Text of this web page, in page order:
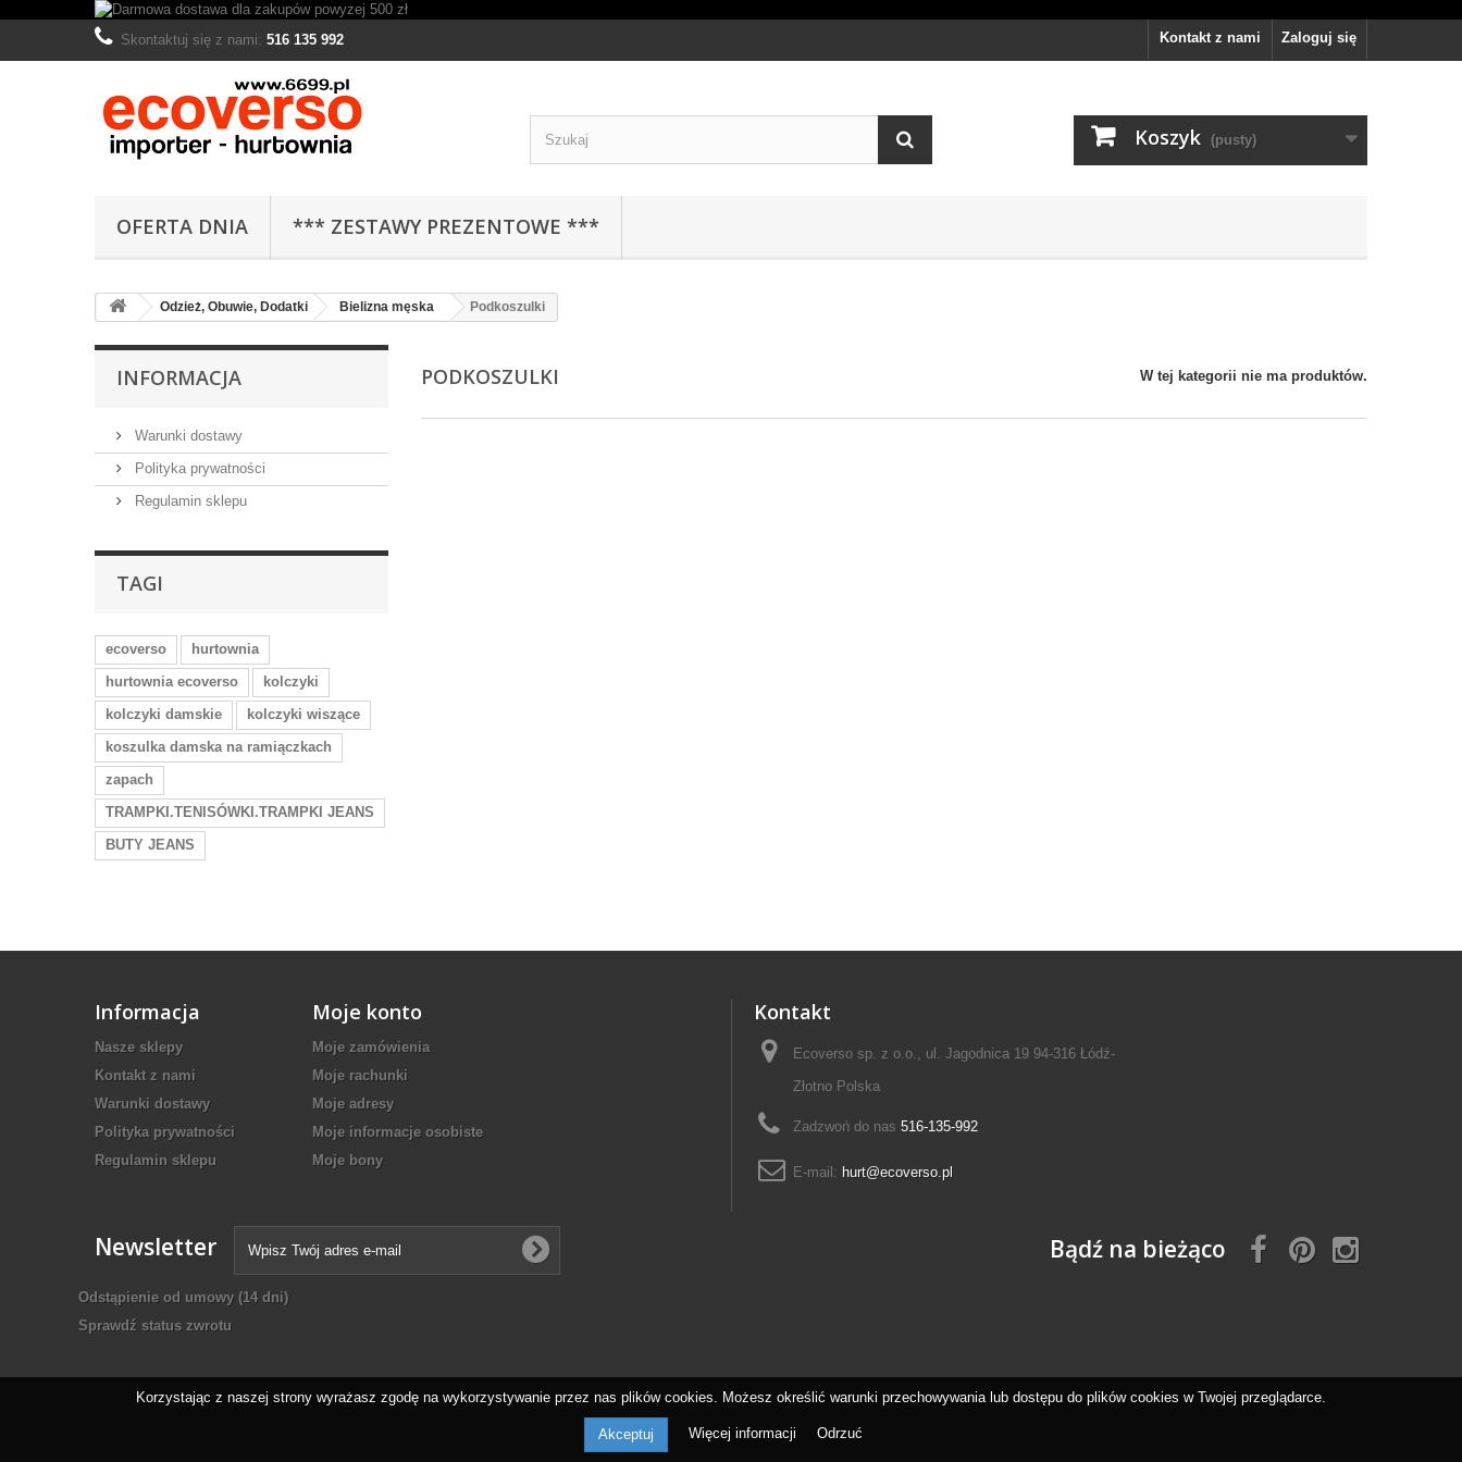
Zaloguj się
Kontakt z nami
Skontaktuj się z nami: 516 135 992
Koszyk (pusty)
OFERTA DNIA *** ZESTAWY PREZENTOWE ***
Odzież, Obuwie, Dodatki Bielizna męska Podkoszulki
INFORMACJA
Warunki dostawy
Polityka prywatności
Regulamin sklepu
TAGI
ecoverso
hurtownia
hurtownia ecoverso
kolczyki
kolczyki damskie
kolczyki wiszące
koszulka damska na ramiączkach
zapach
TRAMPKI.TENISÓWKI.TRAMPKI JEANS
BUTY JEANS
PODKOSZULKI W tej kategorii nie ma produktów.
Informacja
Nasze sklepy
Kontakt z nami
Warunki dostawy
Polityka prywatności
Regulamin sklepu
Moje konto
Moje zamówienia
Moje rachunki
Moje adresy
Moje informacje osobiste
Moje bony
Kontakt
Ecoverso sp. z o.o., ul. Jagodnica 19 94-316 Łódź-
Złotno Polska
Zadzwoń do nas 516-135-992
E-mail: hurt@ecoverso.pl
Newsletter Bądź na bieżąco
Korzystając z naszej strony wyrażasz zgodę na wykorzystywanie przez nas plików cookies. Możesz określić warunki przechowywania lub dostępu do plików cookies w Twojej przeglądarce.
Akceptuj Więcej informacji Odrzuć
Odstąpienie od umowy (14 dni)
Sprawdź status zwrotu